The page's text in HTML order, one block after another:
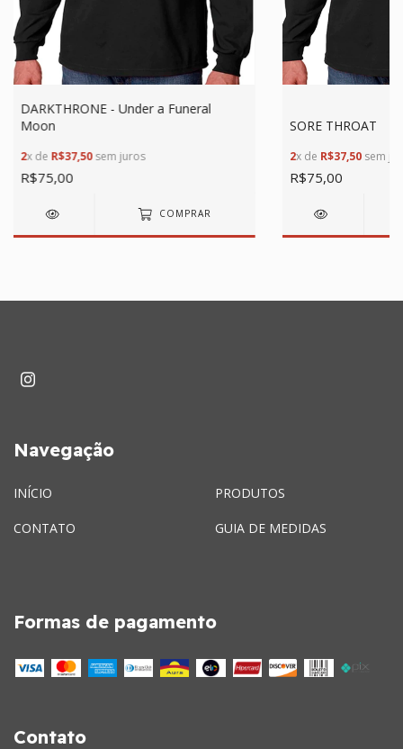
DARKTHRONE - Under a Funeral
Moon
2x de R$37,50sem juros
R$75,00
COMPRAR
SORE THROAT
2x de R$37,50sem
R$75,00
Navegação
INÍCIO PRODUTOS
CONTATO GUIA DE MEDIDAS
Formas de pagamento
Contato